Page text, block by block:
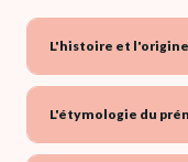
L'histoire et
L'étymologie du